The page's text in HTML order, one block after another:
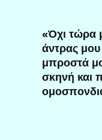
«Όχι τώρα
άντρας
μπροστά
σκηνή και